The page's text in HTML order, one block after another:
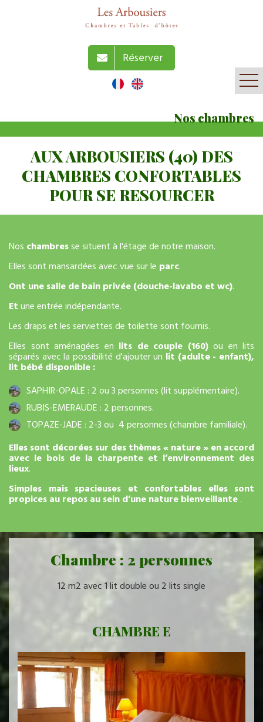
Réserver
Nos chambres
AUX ARBOUSIERS (40) DES
CHAMBRES CONFORTABLES
POUR SE RESOURCER
Nos chambresse situent à l'étage de notre maison.
Elles sont mansardées avec vue sur le parc.
Ont une salle de bain privée (douche-lavabo et wc).
Etune entrée indépendante.
Les draps et les serviettes de toilette sont fournis.
Elles sont aménagées en lits de couple (160)ou en lits
séparés avec la possibilité d'ajouter un lit (adulte - enfant),
lit bébé disponible :
SAPHIR-OPALE : 2 ou 3 personnes (lit supplémentaire).
RUBIS-EMERAUDE : 2 personnes.
TOPAZE-JADE : 2-3 ou 4 personnes (chambre familiale).
Elles sont décorées sur des thèmes « nature » en accord
avec le bois de la charpente et l’environnement des
lieux.
Simples mais spacieuses et confortables elles sont
propices au repos au sein d’une nature bienveillante.
Chambre : 2 personnes
12 m2 avec 1 lit double ou 2 lits single
CHAMBRE E